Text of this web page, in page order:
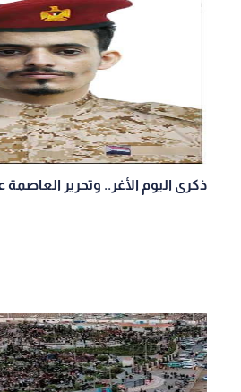
ذكرى اليوم الأغر.. وتحرير